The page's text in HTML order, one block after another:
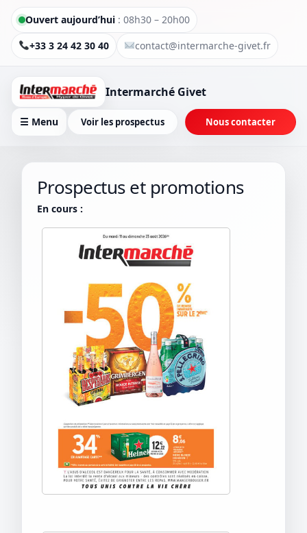
Ouvert aujourd’hui : 08h30 – 20h00
+33 3 24 42 30 40
contact@intermarche-givet.fr
Intermarché Givet
☰ Menu Voir les prospectus Nous contacter
Prospectus et promotions
En cours :